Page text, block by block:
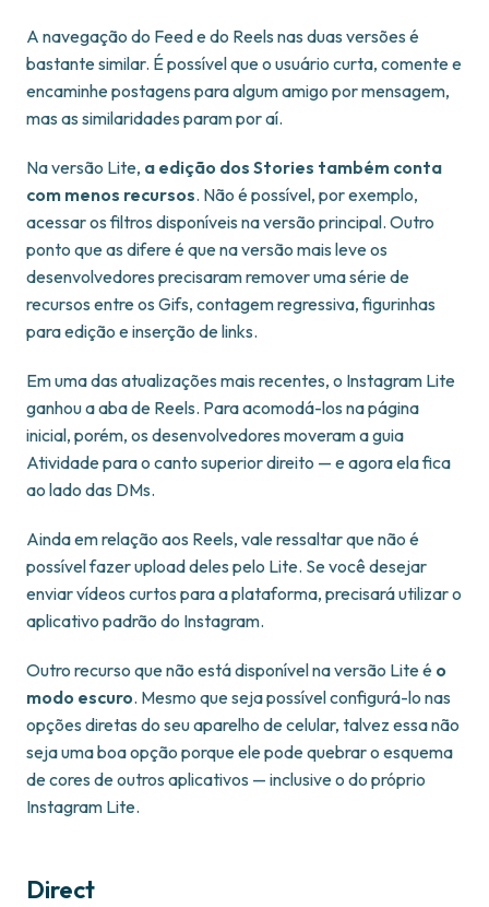
A navegação do Feed e do Reels nas duas versões é
bastante similar. É possível que o usuário curta, comente e
encaminhe postagens para algum amigo por mensagem,
mas as similaridades param por aí.
Na versão Lite, a edição dos Stories também conta
com menos recursos. Não é possível, por exemplo,
acessar os filtros disponíveis na versão principal. Outro
ponto que as difere é que na versão mais leve os
desenvolvedores precisaram remover uma série de
recursos entre os Gifs, contagem regressiva, figurinhas
para edição e inserção de links.
Em uma das atualizações mais recentes, o Instagram Lite
ganhou a aba de Reels. Para acomodá-los na página
inicial, porém, os desenvolvedores moveram a guia
Atividade para o canto superior direito — e agora ela fica
ao lado das DMs.
Ainda em relação aos Reels, vale ressaltar que não é
possível fazer upload deles pelo Lite. Se você desejar
enviar vídeos curtos para a plataforma, precisará utilizar o
aplicativo padrão do Instagram.
Outro recurso que não está disponível na versão Lite é o
modo escuro. Mesmo que seja possível configurá-lo nas
opções diretas do seu aparelho de celular, talvez essa não
seja uma boa opção porque ele pode quebrar o esquema
de cores de outros aplicativos — inclusive o do próprio
Instagram Lite.
Direct